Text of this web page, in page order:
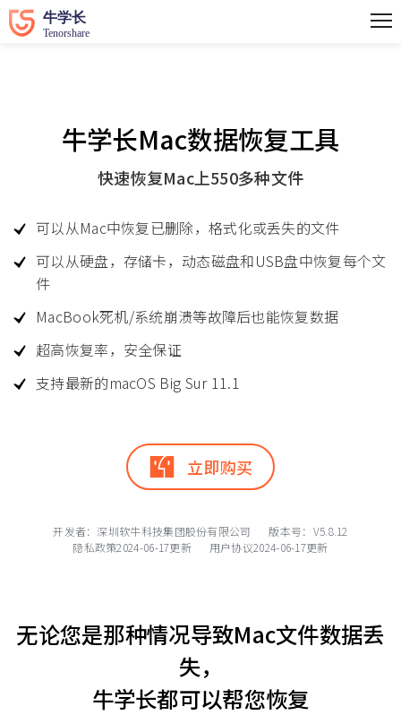
牛学长Mac数据恢复工具
快速恢复Mac上550多种文件
可以从Mac中恢复已删除，格式化或丢失的文件
可以从硬盘，存储卡，动态磁盘和USB盘中恢复每个文
件
MacBook死机/系统崩溃等故障后也能恢复数据
超高恢复率，安全保证
支持最新的macOS Big Sur 11.1
立即购买
开发者：深圳软牛科技集团股份有限公司 版本号：V5.8.12
隐私政策2024-06-17更新 用户协议2024-06-17更新
无论您是那种情况导致Mac文件数据丢
失，
牛学长都可以帮您恢复